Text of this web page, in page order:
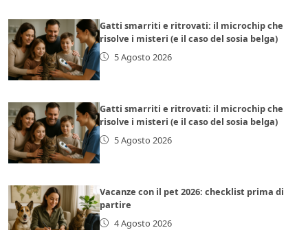
Gatti smarriti e ritrovati: il microchip che
risolve i misteri (e il caso del sosia belga)
5 Agosto 2026
Gatti smarriti e ritrovati: il microchip che
risolve i misteri (e il caso del sosia belga)
5 Agosto 2026
Vacanze con il pet 2026: checklist prima di
partire
4 Agosto 2026